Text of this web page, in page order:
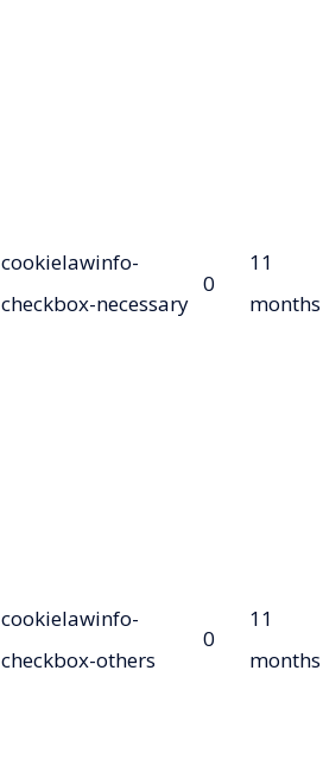
cookielawinfo-
checkbox-necessary
0
11
months
cookielawinfo-
checkbox-others
0
11
months